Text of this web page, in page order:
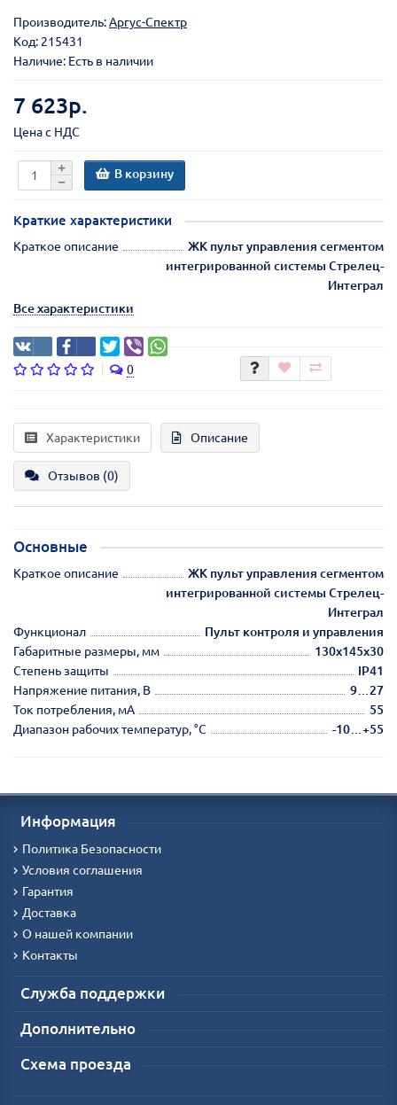
Производитель:Аргус-Спектр
Код: 215431
Наличие: Есть в наличии
7 623р.
Цена с НДС
В корзину
Краткие характеристики
Краткое описание
ЖК пульт управления сегментом
интегрированной системы Стрелец-
Интеграл
Все характеристики
0
Характеристики Описание
Отзывов (0)
Основные
Краткое описание
ЖК пульт управления сегментом
интегрированной системы Стрелец-
Интеграл
Функционал
Пульт контроля и управления
Габаритные размеры, мм
130х145х30
Степень защиты
IP41
Напряжение питания, В
9…27
Ток потребления, мА
55
Диапазон рабочих температур, °С
-10…+55
Информация
Политика Безопасности
Условия соглашения
Гарантия
Доставка
О нашей компании
Контакты
Служба поддержки
Дополнительно
Схема проезда